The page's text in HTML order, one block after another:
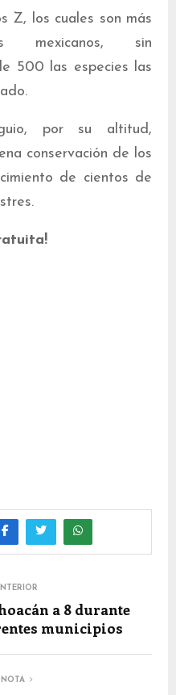
Z, los cuales son más
mexicanos, sin
500 las especies las
por su altitud,
conservación de los
de cientos de
a 8 durante
municipios
NOTA